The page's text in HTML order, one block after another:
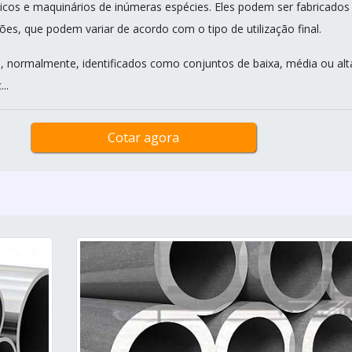
e maquinários de inúmeras espécies. Eles podem ser
que podem variar de acordo com o tipo de utilização final.
normalmente, identificados como conjuntos de baixa, média ou
Cotar agora